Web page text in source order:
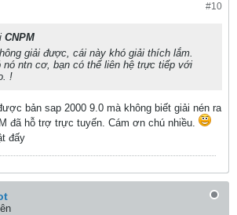
#10
CNPM
giải được, cái này khó giải thích lắm.
nó ntn cơ, bạn có thể liên hệ trực tiếp với
!
bản sap 2000 9.0 mà không biết giải nén ra
đã hỗ trợ trực tuyến. Cám ơn chú nhiều.
đấy